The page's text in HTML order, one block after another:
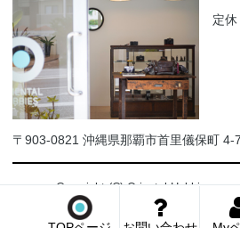
定
〒903-0821 沖縄県那覇市首里儀保町 4-
Copyright (C) Oriental-